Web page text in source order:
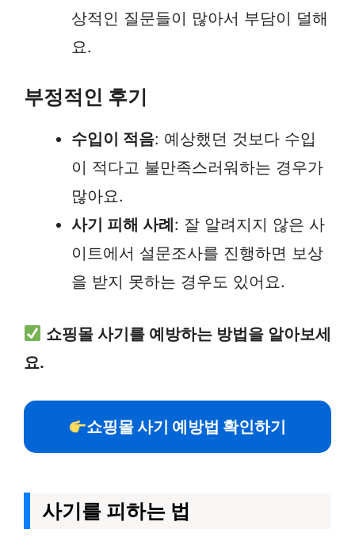
상적인 질문들이 많아서 부담이 덜해
요.
부정적인 후기
수입이 적음: 예상했던 것보다 수입
이 적다고 불만족스러워하는 경우가
많아요.
사기 피해 사례: 잘 알려지지 않은 사
이트에서 설문조사를 진행하면 보상
을 받지 못하는 경우도 있어요.
쇼핑몰 사기를 예방하는 방법을 알아보세
요.
쇼핑몰 사기 예방법 확인하기
사기를 피하는 법